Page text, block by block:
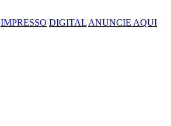
IMPRESSO DIGITAL ANUNCIE AQUI